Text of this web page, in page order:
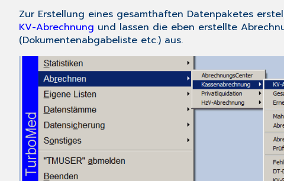
Zur Erstellung eines gesamthaften Datenpaketes
KV-Abrechnung und lassen die eben erstellte
(Dokumentenabgabeliste etc.) aus.